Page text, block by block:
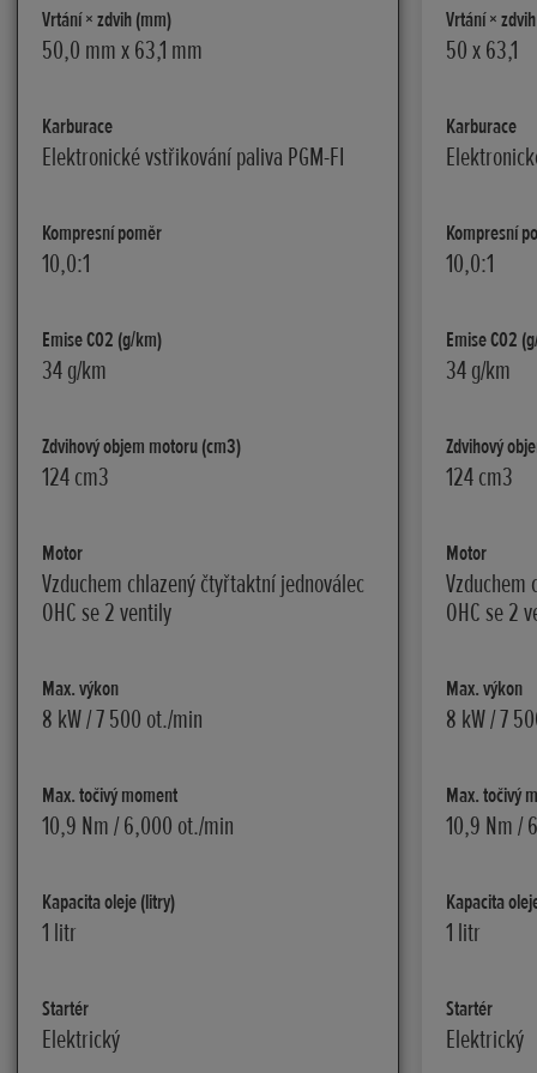
Vrtání × zdvih (mm)
50,0 mm x 63,1 mm
Karburace
Elektronické vstřikování paliva PGM-FI
Kompresní poměr
10,0:1
Emise C02 (g/km)
34 g/km
Zdvihový objem motoru (cm3)
124 cm3
Motor
Vzduchem chlazený čtyřtaktní jednoválec
OHC se 2 ventily
Max. výkon
8 kW / 7 500 ot./min
Max. točivý moment
10,9 Nm / 6,000 ot./min
Kapacita oleje (litry)
1 litr
Startér
Elektrický
Vrtání ×
50 x 63,1
Karburace
Kompresní
10,0:1
Emise C02
34 g/km
Zdvihový
124 cm3
Motor
Vzduchem
OHC se 2
Max. výkon
8 kW / 7
Max. točivý
10,9 Nm /
Kapacita
1 litr
Startér
Elektrický